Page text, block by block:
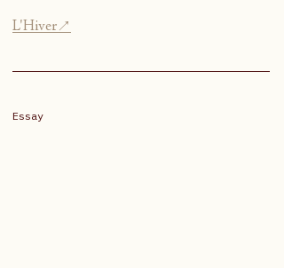
L'Hiver↗
Essay